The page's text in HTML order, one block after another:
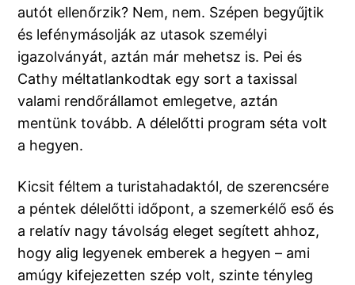
autót ellenőrzik? Nem, nem. Szépen begyűjtik
és lefénymásolják az utasok személyi
igazolványát, aztán már mehetsz is. Pei és
Cathy méltatlankodtak egy sort a taxissal
valami rendőrállamot emlegetve, aztán
mentünk tovább. A délelőtti program séta volt
a hegyen.
Kicsit féltem a turistahadaktól, de szerencsére
a péntek délelőtti időpont, a szemerkélő eső és
a relatív nagy távolság eleget segített ahhoz,
hogy alig legyenek emberek a hegyen – ami
amúgy kifejezetten szép volt, szinte tényleg